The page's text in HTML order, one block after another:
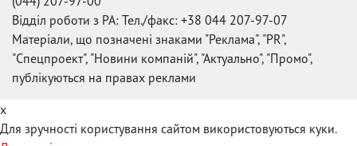
Відділ роботи з РА: Тел./факс: +38 044 207-97-07
Матеріали, що позначені знаками "Реклама", "PR",
"Спецпроект", "Новини компаній", "Актуально", "Промо",
публікуються на правах реклами
x
Для зручності користування сайтом використовуються куки.